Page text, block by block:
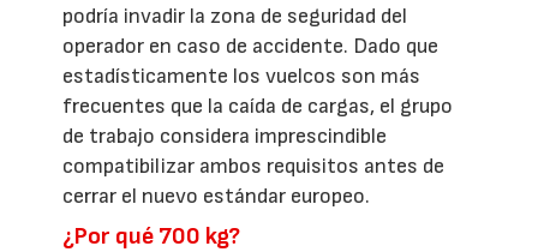
podría invadir la zona de seguridad del
operador en caso de accidente. Dado que
estadísticamente los vuelcos son más
frecuentes que la caída de cargas, el grupo
de trabajo considera imprescindible
compatibilizar ambos requisitos antes de
cerrar el nuevo estándar europeo.
¿Por qué 700 kg?